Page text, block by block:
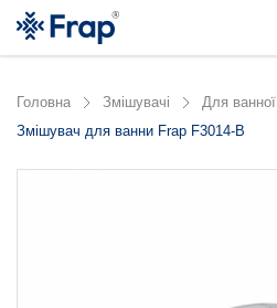
Головна Змішувачі
Для ванної
Змішувач для ванни Frap F3014-B